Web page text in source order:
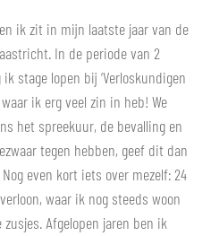
ik zit in mijn laatste jaar van de
In de periode van 2
stage lopen bij ‘Verloskundigen
ik erg veel zin in heb! We
het spreekuur, de bevalling en
tegen hebben, geef dit dan
even kort iets over mezelf: 24
waar ik nog steeds woon
Afgelopen jaren ben ik